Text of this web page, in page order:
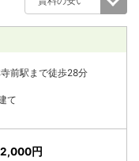
前駅まで徒歩28分
て
円